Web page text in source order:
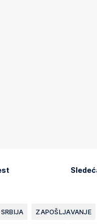
SRBIJA ZAPOŠLJAVANJE